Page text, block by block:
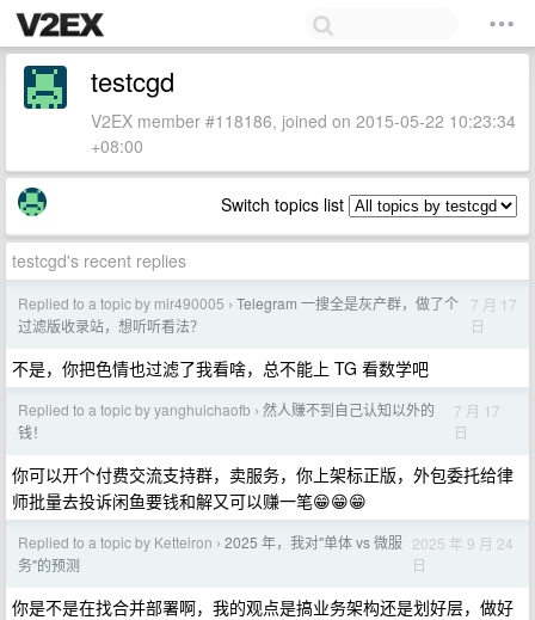
testcgd
V2EX member #118186, joined on 2015-05-22 10:23:34
+08:00
Switch topics list
testcgd's recent replies
Replied to a topic by mir490005 › Telegram 一搜全是灰产群，做了个
过滤版收录站，想听听看法？
7 月 17
日
不是，你把色情也过滤了我看啥，总不能上 TG 看数学吧
Replied to a topic by yanghuichaofb › 然人赚不到自己认知以外的
钱！
7 月 17
日
你可以开个付费交流支持群，卖服务，你上架标正版，外包委托给律
师批量去投诉闲鱼要钱和解又可以赚一笔😁😁😁
Replied to a topic by Ketteiron › 2025 年，我对"单体 vs 微服
务"的预测
2025 年 9 月 24
日
你是不是在找合并部署啊，我的观点是搞业务架构还是划好层，做好